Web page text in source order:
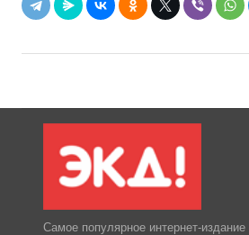
Самое популярное интернет-